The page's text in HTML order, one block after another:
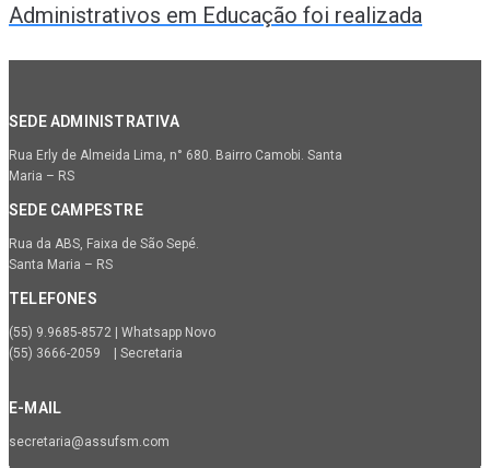
Administrativos em Educação foi realizada
SEDE ADMINISTRATIVA
Rua Erly de Almeida Lima, n° 680. Bairro Camobi. Santa
Maria – RS
SEDE CAMPESTRE
Rua da ABS, Faixa de São Sepé.
Santa Maria – RS
TELEFONES
(55) 9.9685-8572 | Whatsapp Novo
(55) 3666-2059 | Secretaria
E-MAIL
secretaria@assufsm.com